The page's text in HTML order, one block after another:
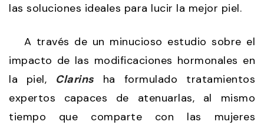
las soluciones ideales para lucir la mejor piel.
A través de un minucioso estudio sobre el
impacto de las modificaciones hormonales en
la piel, Clarins ha formulado tratamientos
expertos capaces de atenuarlas, al mismo
tiempo que comparte con las mujeres